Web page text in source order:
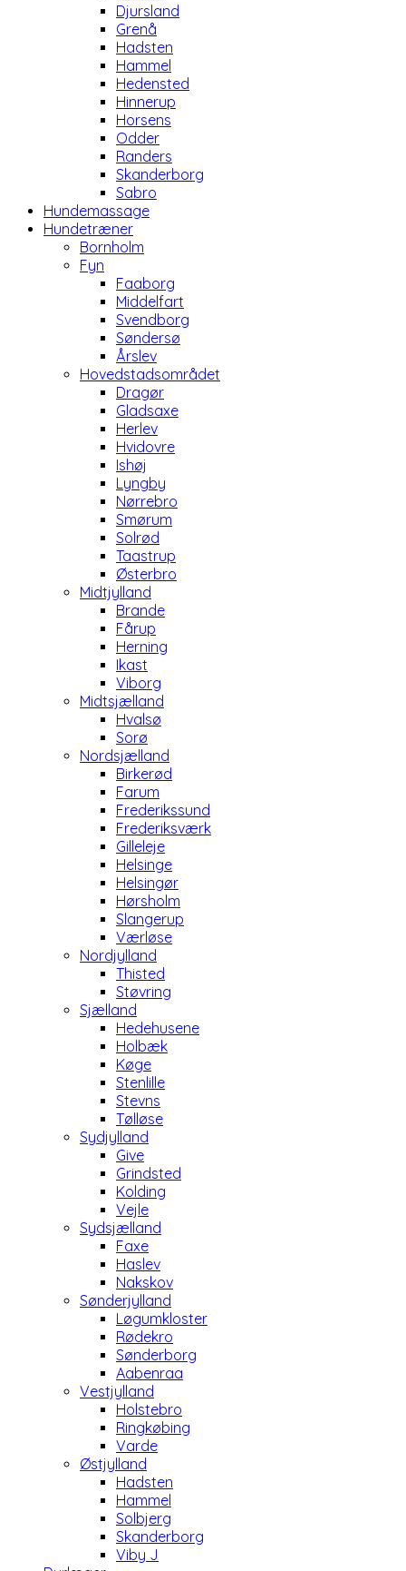
Djursland
Grenå
Hadsten
Hammel
Hedensted
Hinnerup
Horsens
Odder
Randers
Skanderborg
Sabro
Hundemassage
Hundetræner
Bornholm
Fyn
Faaborg
Middelfart
Svendborg
Søndersø
Årslev
Hovedstadsområdet
Dragør
Gladsaxe
Herlev
Hvidovre
Ishøj
Lyngby
Nørrebro
Smørum
Solrød
Taastrup
Østerbro
Midtjylland
Brande
Fårup
Herning
Ikast
Viborg
Midtsjælland
Hvalsø
Sorø
Nordsjælland
Birkerød
Farum
Frederikssund
Frederiksværk
Gilleleje
Helsinge
Helsingør
Hørsholm
Slangerup
Værløse
Nordjylland
Thisted
Støvring
Sjælland
Hedehusene
Holbæk
Køge
Stenlille
Stevns
Tølløse
Sydjylland
Give
Grindsted
Kolding
Vejle
Sydsjælland
Faxe
Haslev
Nakskov
Sønderjylland
Løgumkloster
Rødekro
Sønderborg
Aabenraa
Vestjylland
Holstebro
Ringkøbing
Varde
Østjylland
Hadsten
Hammel
Solbjerg
Skanderborg
Viby J